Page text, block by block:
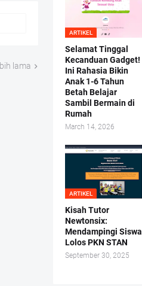
lama
ARTIKEL
Selamat Tinggal
Kecanduan Gadget!
Ini Rahasia Bikin
Anak 1-6 Tahun
Betah Belajar
Sambil Bermain di
Rumah
March 14, 2026
ARTIKEL
Kisah Tutor
Newtonsix:
Mendampingi Siswa
Lolos PKN STAN
September 30, 2025